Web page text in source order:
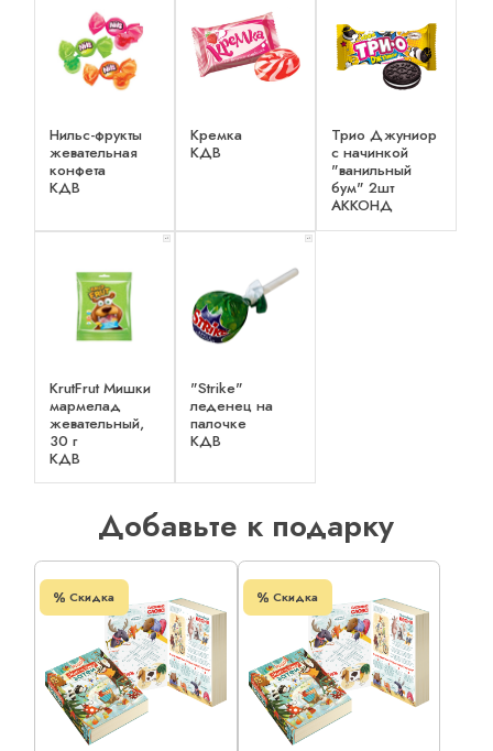
Нильс-фрукты
жевательная
конфета
КДВ
Кремка
КДВ
Трио Джуниор
с начинкой
"ванильный
бум" 2шт
АККОНД
x 1
KrutFrut Мишки
мармелад
жевательный,
30 г
КДВ
x 1
"Strike"
леденец на
палочке
КДВ
Добавьте к подарку
Скидка Скидка